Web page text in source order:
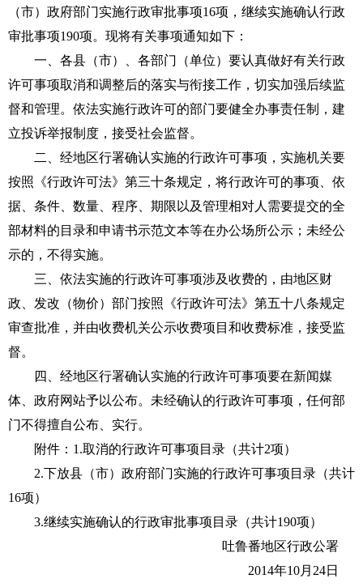
（市）政府部门实施行政审批事项16项，继续实施确认行政
审批事项190项。现将有关事项通知如下：
一、各县（市）、各部门（单位）要认真做好有关行政
许可事项取消和调整后的落实与衔接工作，切实加强后续监
督和管理。依法实施行政许可的部门要健全办事责任制，建
立投诉举报制度，接受社会监督。
二、经地区行署确认实施的行政许可事项，实施机关要
按照《行政许可法》第三十条规定，将行政许可的事项、依
据、条件、数量、程序、期限以及管理相对人需要提交的全
部材料的目录和申请书示范文本等在办公场所公示；未经公
示的，不得实施。
三、依法实施的行政许可事项涉及收费的，由地区财
政、发改（物价）部门按照《行政许可法》第五十八条规定
审查批准，并由收费机关公示收费项目和收费标准，接受监
督。
四、经地区行署确认实施的行政许可事项要在新闻媒
体、政府网站予以公布。未经确认的行政许可事项，任何部
门不得擅自公布、实行。
附件：1.取消的行政许可事项目录（共计2项）
2.下放县（市）政府部门实施的行政许可事项目录（共计
16项）
3.继续实施确认的行政审批事项目录（共计190项）
吐鲁番地区行政公署
2014年10月24日